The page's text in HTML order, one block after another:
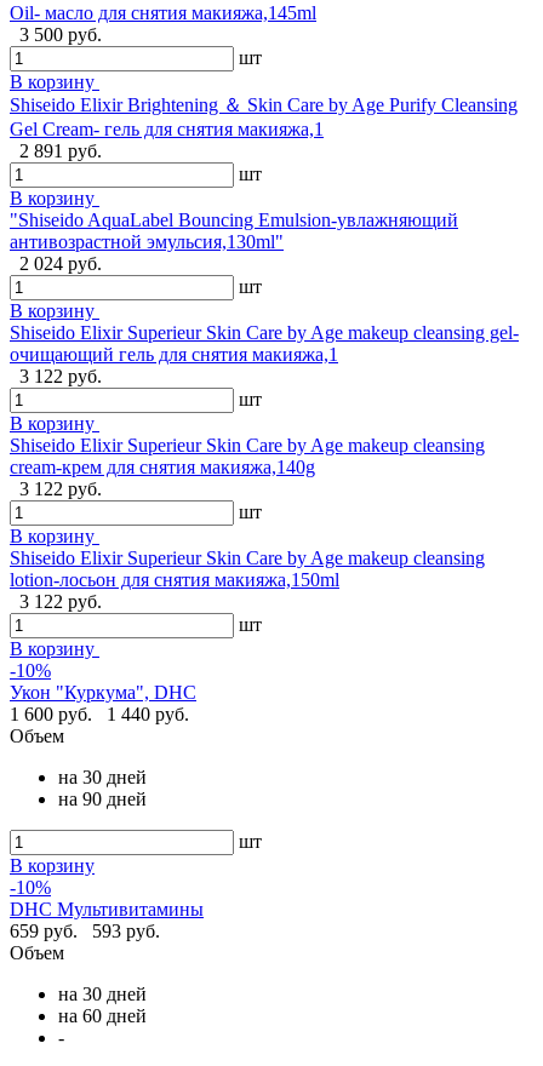
Oil- масло для снятия макияжа,145ml
3 500 руб.
шт
В корзину
Shiseido Elixir Brightening ＆ Skin Care by Age Purify Cleansing
Gel Cream- гель для снятия макияжа,1
2 891 руб.
шт
В корзину
"Shiseido AquaLabel Bouncing Emulsion-увлажняющий
антивозрастной эмульсия,130ml"
2 024 руб.
шт
В корзину
Shiseido Elixir Superieur Skin Care by Age makeup cleansing gel-
очищающий гель для снятия макияжа,1
3 122 руб.
шт
В корзину
Shiseido Elixir Superieur Skin Care by Age makeup cleansing
cream-крем для снятия макияжа,140g
3 122 руб.
шт
В корзину
Shiseido Elixir Superieur Skin Care by Age makeup cleansing
lotion-лосьон для снятия макияжа,150ml
3 122 руб.
шт
В корзину
-10%
Укон "Куркума", DHC
1 600 руб.
1 440 руб.
Объем
на 30 дней
на 90 дней
шт
В корзину
-10%
DHC Мультивитамины
659 руб.
593 руб.
Объем
на 30 дней
на 60 дней
-